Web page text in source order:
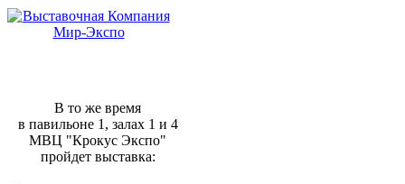
В то же время
в павильоне 1, залах 1 и 4
МВЦ "Крокус Экспо"
пройдет выставка: